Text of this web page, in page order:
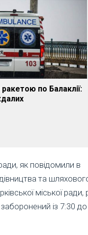
по Балаклії:
як повідомили в
та
міської ради,
із 7:30